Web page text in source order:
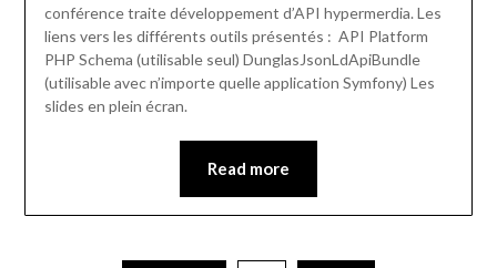
conférence traite développement d’API hypermerdia. Les
liens vers les différents outils présentés : API Platform
PHP Schema (utilisable seul) DunglasJsonLdApiBundle
(utilisable avec n’importe quelle application Symfony) Les
slides en plein écran.
Read more